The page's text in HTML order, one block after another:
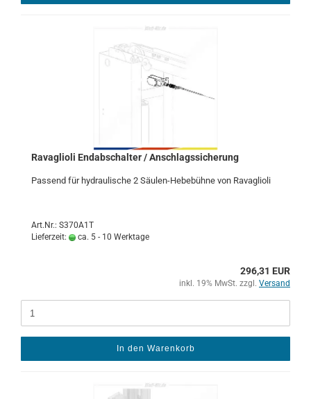
Ra­vaglio­li End­ab­schal­ter / An­schlags­si­che­rung
Pas­send für hy­drau­li­sche 2 Säulen-​Hebebühne von Ra­vaglio­li
Art.Nr.: S370A1T
Lieferzeit:
ca. 5 - 10 Werktage
296,31 EUR
inkl. 19% MwSt. zzgl. Versand
In den Warenkorb